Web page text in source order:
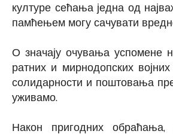
културе сећања једна од
памћењем могу сачувати
О значају очувања успомене
ратних и мирнодопских
солидарности и поштовања
уживамо.
Након пригодних